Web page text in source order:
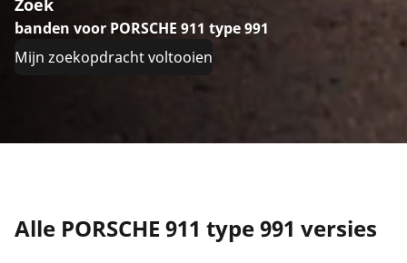
Zoek
banden voor PORSCHE 911 type 991
Mijn zoekopdracht voltooien
Alle PORSCHE 911 type 991 versies